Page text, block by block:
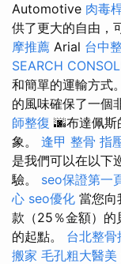
Automotive 肉毒
供了更大的自由，
摩推薦 Arial 台中
SEARCH
和簡單的運輸方式
的風味確保了一個
師整復 🌆布達佩斯
象。 逢甲 整骨 指
是我們可以在以下
驗。 seo保證第一
心 seo優化 當您向
款（25％金額）
的起點。 台北整骨
搬家 毛孔粗大醫美